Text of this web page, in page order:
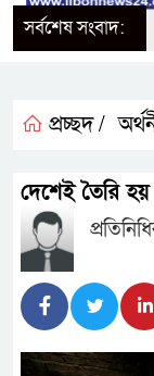
সর্বশেষ সংবাদ:
প্রচ্ছদ /
দেশেই তৈরি হয়